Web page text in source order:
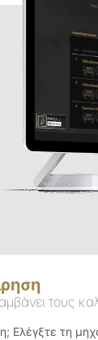
τους
Ελέγξτε τη